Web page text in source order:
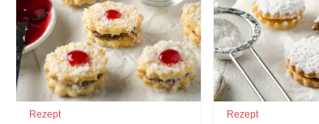
Rezept Rezept